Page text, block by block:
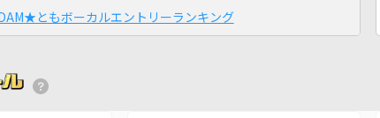
DAM★ともボーカルエントリーランキング